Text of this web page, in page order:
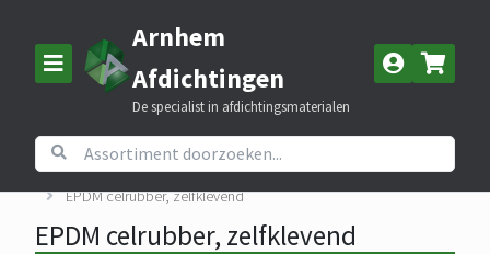
Arnhem
Afdichtingen
De specialist in afdichtingsmaterialen
Home Assortiment
EPDM celrubber
EPDM celrubber, zelfklevend
EPDM celrubber, zelfklevend